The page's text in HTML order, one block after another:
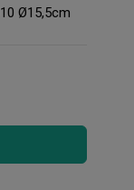
Ø15,5cm